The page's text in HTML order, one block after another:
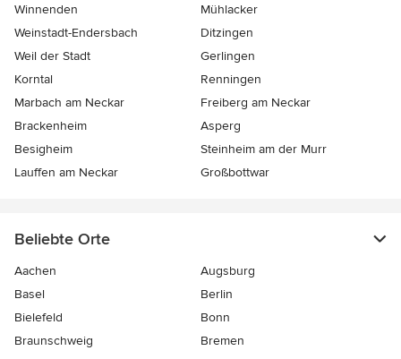
Winnenden
Mühlacker
Weinstadt-Endersbach
Ditzingen
Weil der Stadt
Gerlingen
Korntal
Renningen
Marbach am Neckar
Freiberg am Neckar
Brackenheim
Asperg
Besigheim
Steinheim am der Murr
Lauffen am Neckar
Großbottwar
Beliebte Orte
Aachen
Augsburg
Basel
Berlin
Bielefeld
Bonn
Braunschweig
Bremen